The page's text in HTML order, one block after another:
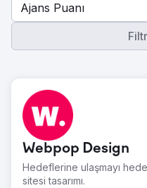
Ajans Puanı
Webpop Design
Hedeflerine ulaşmayı
sitesi tasarımı.